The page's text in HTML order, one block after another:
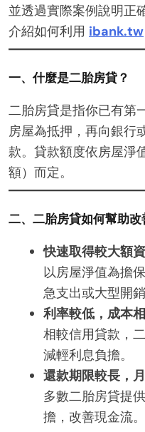
並透過實際案例說明正
介紹如何利用 ibank.tw
一、什麼是二胎房貸？
二胎房貸是指你已有第
房屋為抵押，再向銀行
款。貸款額度依房屋淨
額）而定。
二、二胎房貸如何幫助改
快速取得較大額
以房屋淨值為擔
急支出或大型開銷
利率較低，成本
相較信用貸款，
減輕利息負擔。
還款期限較長，
多數二胎房貸提
擔，改善現金流。